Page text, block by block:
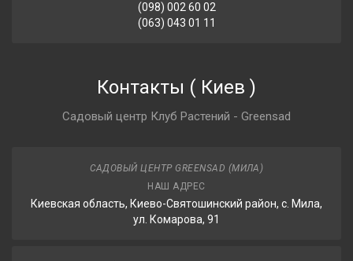
(098) 002 60 02
(063) 043 01 11
Контакты ( Киев )
Садовый центр Клуб Растений - Greensad
САДОВЫЙ ЦЕНТР GREENSAD (МИЛА)
НАШ АДРЕС
Киевская область, Киево-Святошинский район, с. Мила,
ул. Комарова, 91